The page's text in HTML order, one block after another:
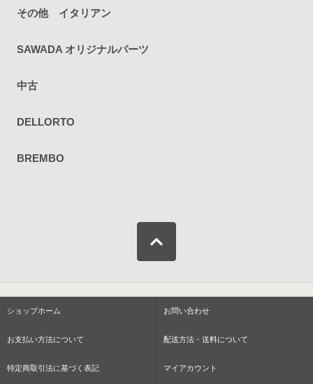
その他 イタリアン
SAWADA オリジナルパーツ
中古
DELLORTO
BREMBO
ショップホーム お問い合わせ
お支払い方法について 配送方法・送料について
特定商取引法に基づく表記 マイアカウント